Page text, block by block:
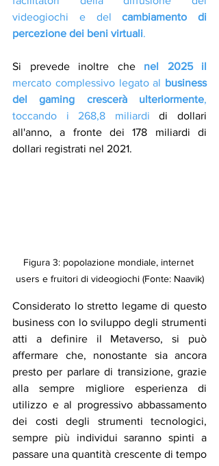
videogiochi e del cambiamento di
percezione dei beni virtuali.
Si prevede inoltre che
mercato complessivo legato al business
del gaming crescerà ulteriormente,
toccando i 268,8 miliardi di dollari
all'anno, a fronte dei 178 miliardi di
dollari registrati nel 2021.
Figura 3: popolazione mondiale, internet
users e fruitori di videogiochi (Fonte: Naavik)
Considerato lo stretto legame di questo
business con lo sviluppo degli strumenti
atti a definire il Metaverso, si può
affermare che, nonostante sia ancora
presto per parlare di transizione, grazie
alla sempre migliore esperienza di
utilizzo e al progressivo abbassamento
dei costi degli strumenti tecnologici,
sempre più individui saranno spinti a
passare una quantità crescente di tempo